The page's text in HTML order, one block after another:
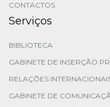
CONTACTOS
Serviços
BIBLIOTECA
GABINETE DE INSERÇÃO
RELAÇÕES
GABINETE DE